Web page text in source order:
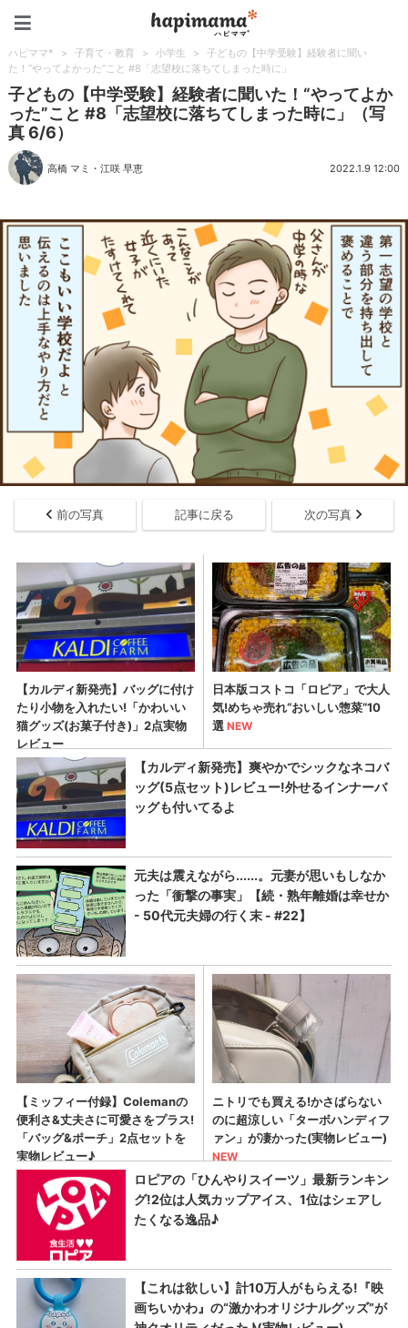
ハピママ* > 子育て・教育 > 小学生 >
子どもの【中学受験】経験者に聞い
た！“やってよかった”こと #8「志望校に落ちてしまった時に」
子どもの【中学受験】経験者に聞いた！“やってよか
った”こと #8「志望校に落ちてしまった時に」（写
真 6/6）
高橋 マミ ・江咲 早恵 2022.1.9 12:00
前の写真 記事に戻る 次の写真